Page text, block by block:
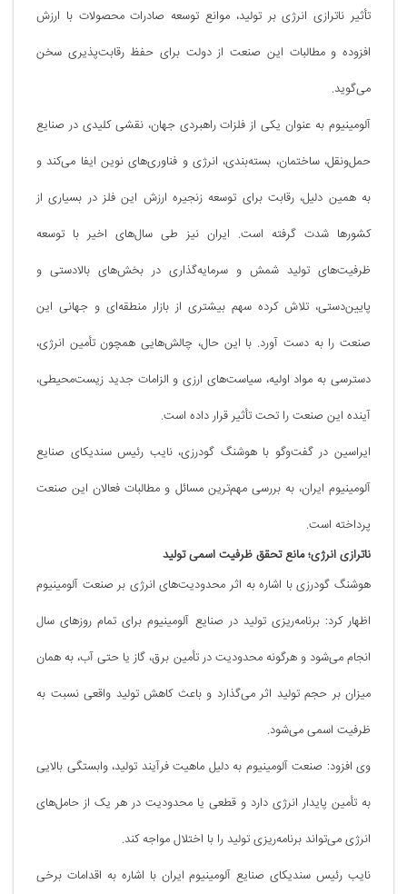
تأثیر ناترازی انرژی بر تولید، موانع توسعه صادرات محصولات با ارزش
افزوده و مطالبات این صنعت از دولت برای حفظ رقابت‌پذیری سخن
می‌گوید.
آلومینیوم به عنوان یکی از فلزات راهبردی جهان، نقشی کلیدی در صنایع
حمل‌ونقل، ساختمان، بسته‌بندی، انرژی و فناوری‌های نوین ایفا می‌کند و
به همین دلیل، رقابت برای توسعه زنجیره ارزش این فلز در بسیاری از
کشورها شدت گرفته است. ایران نیز طی سال‌های اخیر با توسعه
ظرفیت‌های تولید شمش و سرمایه‌گذاری در بخش‌های بالادستی و
پایین‌دستی، تلاش کرده سهم بیشتری از بازار منطقه‌ای و جهانی این
صنعت را به دست آورد. با این حال، چالش‌هایی همچون تأمین انرژی،
دسترسی به مواد اولیه، سیاست‌های ارزی و الزامات جدید زیست‌محیطی،
آینده این صنعت را تحت تأثیر قرار داده است.
ایراسین در گفت‌وگو با هوشنگ گودرزی، نایب رئیس سندیکای صنایع
آلومینیوم ایران، به بررسی مهم‌ترین مسائل و مطالبات فعالان این صنعت
پرداخته است.
ناترازی انرژی؛ مانع تحقق ظرفیت اسمی تولید
هوشنگ گودرزی با اشاره به اثر محدودیت‌های انرژی بر صنعت آلومینیوم
اظهار کرد: برنامه‌ریزی تولید در صنایع آلومینیوم برای تمام روزهای سال
انجام می‌شود و هرگونه محدودیت در تأمین برق، گاز یا حتی آب، به همان
میزان بر حجم تولید اثر می‌گذارد و باعث کاهش تولید واقعی نسبت به
ظرفیت اسمی می‌شود.
وی افزود: صنعت آلومینیوم به دلیل ماهیت فرآیند تولید، وابستگی بالایی
به تأمین پایدار انرژی دارد و قطعی یا محدودیت در هر یک از حامل‌های
انرژی می‌تواند برنامه‌ریزی تولید را با اختلال مواجه کند.
نایب رئیس سندیکای صنایع آلومینیوم ایران با اشاره به اقدامات برخی